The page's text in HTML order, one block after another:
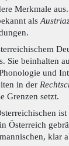
Merkmale
als
Sie beinhalten
und
in der
Grenzen setzt.
Österreich
klar